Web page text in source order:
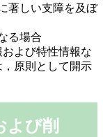
著しい支障を及ぼ
る場合
よび特性情報な
原則として開示
よび削